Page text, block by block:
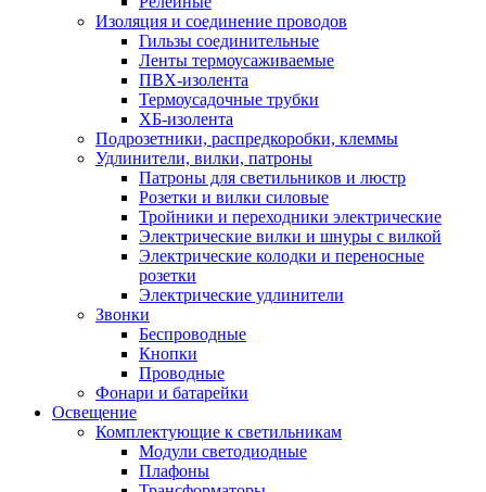
Изоляция и соединение проводов
Гильзы соединительные
Ленты термоусаживаемые
ПВХ-изолента
Термоусадочные трубки
ХБ-изолента
Подрозетники, распредкоробки, клеммы
Удлинители, вилки, патроны
Патроны для светильников и люстр
Розетки и вилки силовые
Тройники и переходники электрические
Электрические вилки и шнуры с вилкой
Электрические колодки и переносные
розетки
Электрические удлинители
Звонки
Беспроводные
Кнопки
Проводные
Фонари и батарейки
Освещение
Комплектующие к светильникам
Модули светодиодные
Плафоны